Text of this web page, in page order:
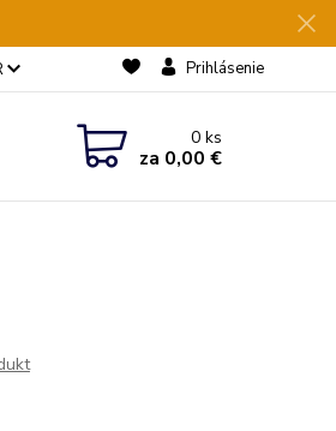
Prihlásenie
0ks
za 0,00 €